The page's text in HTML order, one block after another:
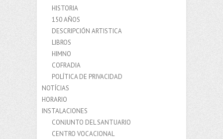
HISTORIA
150 AÑOS
DESCRIPCIÓN ARTISTICA
LIBROS
HIMNO
COFRADIA
POLÍTICA DE PRIVACIDAD
NOTÍCIAS
HORARIO
INSTALACIONES
CONJUNTO DEL SANTUARIO
CENTRO VOCACIONAL